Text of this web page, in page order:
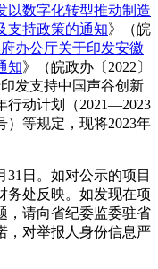
以数字化转型推动制造
支持政策的通知》（皖
办公厅关于印发安徽
知》（皖政办〔2022〕
发支持中国声谷创新
行动计划（2021—2023
）等规定，现将2023年
31日。如对公示的项目
务处反映。如发现在项
，请向省纪委监委驻省
，对举报人身份信息严